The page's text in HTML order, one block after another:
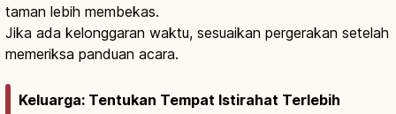
taman lebih membekas.
Jika ada kelonggaran waktu, sesuaikan pergerakan setelah
memeriksa panduan acara.
Keluarga: Tentukan Tempat Istirahat Terlebih